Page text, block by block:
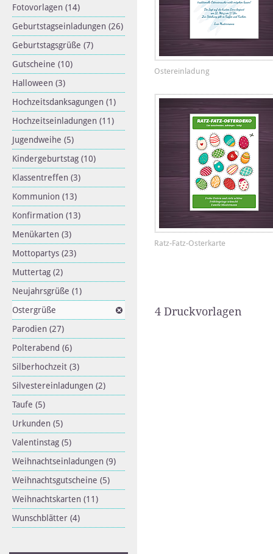
Fotovorlagen (14)
Geburtstagseinladungen (26)
Geburtstagsgrüße (7)
Gutscheine (10)
Halloween (3)
Hochzeitsdanksagungen (1)
Hochzeitseinladungen (11)
Jugendweihe (5)
Kindergeburtstag (10)
Klassentreffen (3)
Kommunion (13)
Konfirmation (13)
Menükarten (3)
Mottopartys (23)
Muttertag (2)
Neujahrsgrüße (1)
Ostergrüße
Parodien (27)
Polterabend (6)
Silberhochzeit (3)
Silvestereinladungen (2)
Taufe (5)
Urkunden (5)
Valentinstag (5)
Weihnachtseinladungen (9)
Weihnachtsgutscheine (5)
Weihnachtskarten (11)
Wunschblätter (4)
Ostereinladung
Ratz-Fatz-Osterkarte
4 Druckvorlagen